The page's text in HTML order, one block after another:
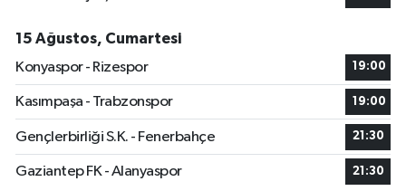
15 Ağustos, Cumartesi
Konyaspor - Rizespor
19:00
Kasımpaşa - Trabzonspor 19:00
Gençlerbirliği S.K. - Fenerbahçe 21:30
Gaziantep FK - Alanyaspor 21:30